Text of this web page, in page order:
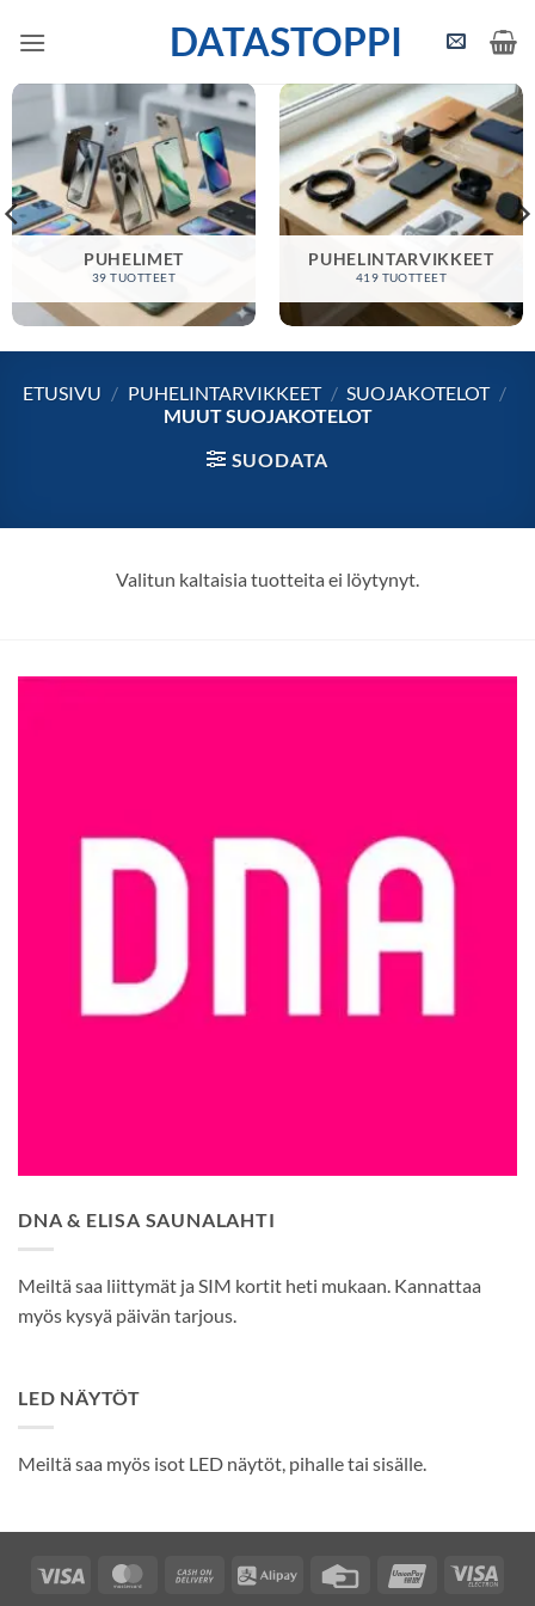
DATASTOPPI
PUHELIMET
39 TUOTTEET
PUHELINTARVIKKEET
419 TUOTTEET
ETUSIVU / PUHELINTARVIKKEET / SUOJAKOTELOT /
MUUT SUOJAKOTELOT
SUODATA
Valitun kaltaisia tuotteita ei löytynyt.
DNA & ELISA SAUNALAHTI
Meiltä saa liittymät ja SIM kortit heti mukaan. Kannattaa
myös kysyä päivän tarjous.
LED NÄYTÖT
Meiltä saa myös isot LED näytöt, pihalle tai sisälle.
Visa MasterCardCash
Alipay
Credit
UnionPayVisa